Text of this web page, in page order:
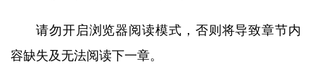
请勿开启浏览器阅读模式，否则将导致章节内
容缺失及无法阅读下一章。